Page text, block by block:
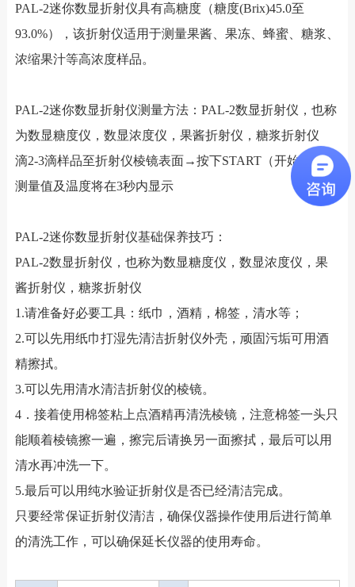
PAL-2迷你数显折射仪具有高糖度（糖度(Brix)45.0至
93.0%），该折射仪适用于测量果酱、果冻、蜂蜜、糖浆、
浓缩果汁等高浓度样品。
PAL-2迷你数显折射仪测量方法：PAL-2数显折射仪，也称
为数显糖度仪，数显浓度仪，果酱折射仪，糖浆折射仪
滴2-3滴样品至折射仪棱镜表面→按下START（开始）键→
测量值及温度将在3秒内显示
PAL-2迷你数显折射仪基础保养技巧：
PAL-2数显折射仪，也称为数显糖度仪，数显浓度仪，果
酱折射仪，糖浆折射仪
1.请准备好必要工具：纸巾，酒精，棉签，清水等；
2.可以先用纸巾打湿先清洁折射仪外壳，顽固污垢可用酒
精擦拭。
3.可以先用清水清洁折射仪的棱镜。
4．接着使用棉签粘上点酒精再清洗棱镜，注意棉签一头只
能顺着棱镜擦一遍，擦完后请换另一面擦拭，最后可以用
清水再冲洗一下。
5.最后可以用纯水验证折射仪是否已经清洁完成。
只要经常保证折射仪清洁，确保仪器操作使用后进行简单
的清洗工作，可以确保延长仪器的使用寿命。